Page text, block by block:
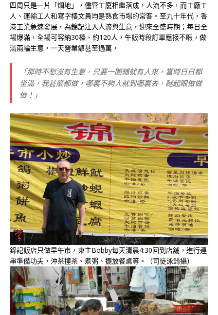
四周只是一片「爛地」，儘管工廈相繼落成，人流不多，而工廠工
人、運輸工人和寫字樓文員均是熟食市場的常客。至九十年代，香
港工業急速發展，為錦記注入人流與生意，迎來全盛時期；每日全
場爆滿，全場可容納30檯、約120人，午飯時段訂單應接不暇，做
滿兩輪生意，一天營業額甚至過萬，
「那時不愁沒有生意，只要一開鋪就有人來，當時日日都
坐滿，我甚麼都做，哪裏不夠人就到哪裏去，瞇起眼做做
做！」
錦記飯店只做早午市，東主Bobby每天清晨4:30回到店舖，進行連
串準備功夫，沖茶撞茶、煮粥、擺放餐桌等。（司徒泳錡攝）